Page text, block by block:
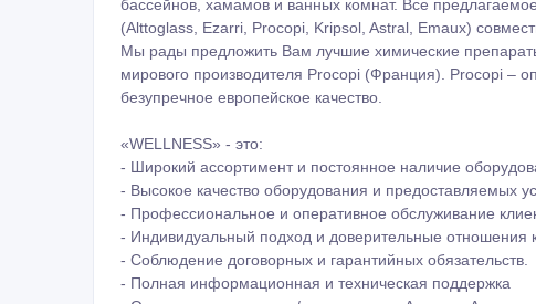
- Высокое качество оборудования и предоставляемых
- Профессиональное и оперативное обслуживание
- Индивидуальный подход и доверительные отношения
- Соблюдение договорных и гарантийных обязательств.
- Полная информационная и техническая поддержка
Наше принципиальное отличие – оперативность и
увидите результат. Отработанная схема работы,
материалов – наш «конек».
Мы стараемся постоянно совершенствовать свою
клиентами, стремимся к тому, чтобы каждый наш